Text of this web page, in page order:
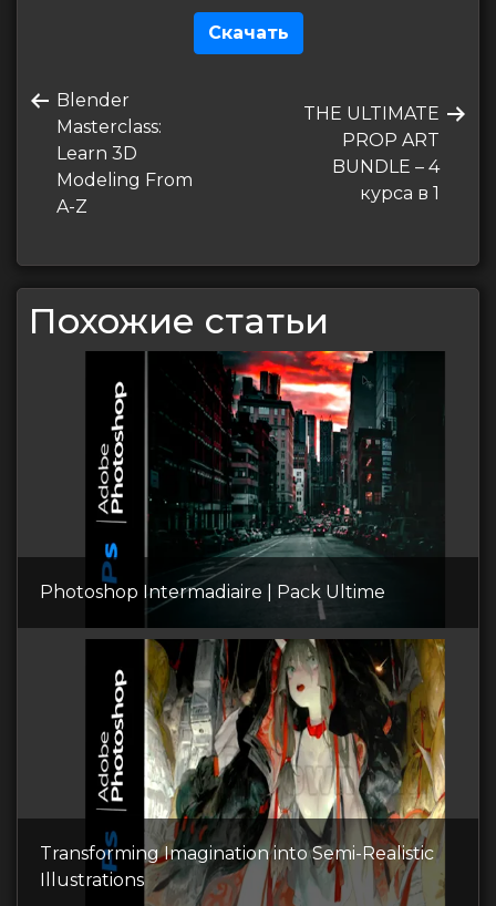
Скачать
по
записям
Предыдущая
запись
Blender
Masterclass:
Learn 3D
Modeling From
A-Z
Следующая
запись
THE ULTIMATE
PROP ART
BUNDLE – 4
курса в 1
Похожие статьи
Photoshop Intermadiaire | Pack Ultime
Transforming Imagination into Semi-Realistic
Illustrations